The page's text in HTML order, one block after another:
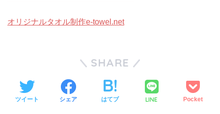
オリジナルタオル制作e-towel.net
SHARE
ツイート シェア はてブ LINE Pocket